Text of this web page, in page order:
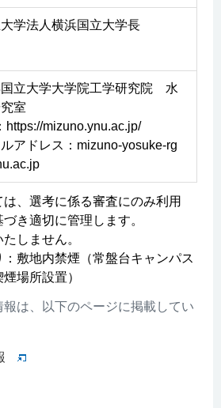
学法人横浜国立大学長
立大学大学院工学研究院 水
室
https://mizuno.ynu.ac.jp/
ルアドレス：mizuno-yosuke-rg
は、選考に係る審査にのみ利用
き適切に管理します。
しません。
：敷地内禁煙（常盤台キャンパス
場所設置）
報は、以下のページに掲載してい